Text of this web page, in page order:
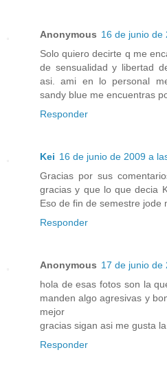
Anonymous 16 de junio de
Solo quiero decirte q me
de sensualidad y libertad
asi. ami en lo personal
sandy blue me encuentras
Responder
Kei 16 de junio de 2009 a
Gracias por sus
gracias y que lo que decia
Eso de fin de semestre jode
Responder
Anonymous 17 de junio de
hola de esas fotos son la
manden algo agresivas y
mejor
gracias sigan asi me gusta
Responder